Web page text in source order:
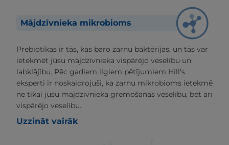
Mājdzīvnieka mikrobioms
Prebiotikas ir tās, kas baro zarnu baktērijas, un tās var
ietekmēt jūsu mājdzīvnieka vispārējo veselību un
labklājību. Pēc gadiem ilgiem pētījumiem Hill’s
eksperti ir noskaidrojuši, ka zarnu mikrobioms ietekmē
ne tikai jūsu mājdzīvnieka gremošanas veselību, bet arī
vispārējo veselību.
Uzzināt vairāk